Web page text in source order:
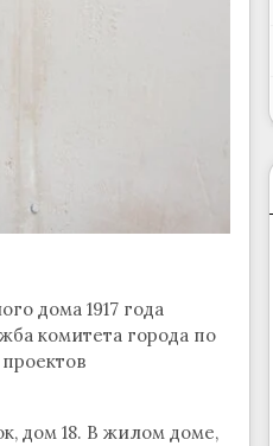
дома 1917 года
комитета города по
дом 18. В жилом доме,